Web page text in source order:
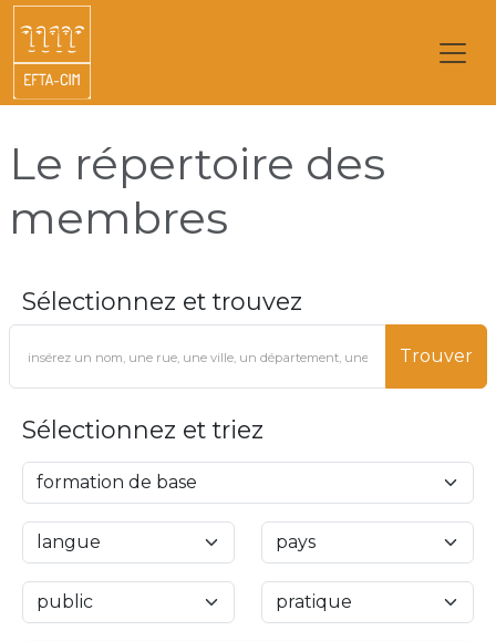
Le répertoire des
membres
Sélectionnez et trouvez
Trouver
Sélectionnez et triez